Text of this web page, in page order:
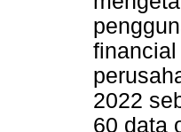
2022
60 data